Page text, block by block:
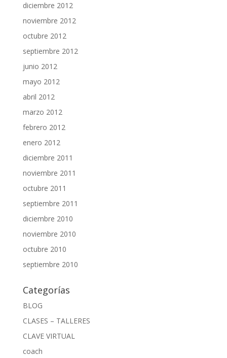
diciembre 2012
noviembre 2012
octubre 2012
septiembre 2012
junio 2012
mayo 2012
abril 2012
marzo 2012
febrero 2012
enero 2012
diciembre 2011
noviembre 2011
octubre 2011
septiembre 2011
diciembre 2010
noviembre 2010
octubre 2010
septiembre 2010
Categorías
BLOG
CLASES – TALLERES
CLAVE VIRTUAL
coach